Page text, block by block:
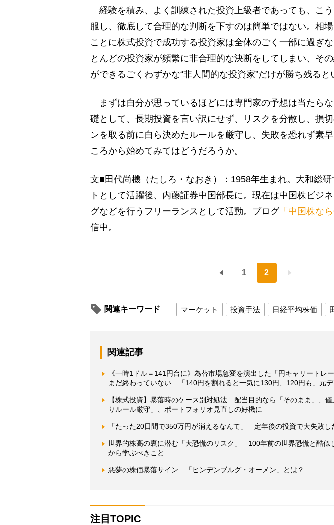
経験を積み、よく訓練された投資上級者であっても、こ
服し、徹底して合理的な判断を下すのは簡単ではない。相
ことに株式投資で成功する投資家は全体のごく一部に過ぎ
とんどの投資家が頻繁に非合理的な決断をしてしまい、そ
ができるごくわずかな“非人間的な投資家”だけが勝ち残ると
まずは自分が思っているほどには専門家の予想は当たら
礎として、長期投資を言い訳にせず、リスクを分散し、損
ンを取る前に自ら決めたルールを厳守し、失敗を恐れず素
ころから始めてみてはどうだろうか。
文■田代尚機（たしろ・なおき）：1958年生まれ。大和総
トとして活躍後、内藤証券中国部長に。現在は中国株ビジ
グなどを行うフリーランスとして活動。ブログ「中国株なら
信中。
1 2
関連キーワード マーケット 投資手法 日経平均株価
関連記事
《一時1ドル＝141円台に》為替市場急変を演出した「円キャリートレ
まだ終わっていない 「140円を割れると一気に130円、120円も」元
【株式投資】暴落時のケース別対処法 配当目的なら「そのまま」、
りルール厳守」、ポートフォリオ見直しの好機に
「たった20日間で350万円が消えるなんて」 定年後の投資で大失敗し
世界的株高の裏に潜む「大恐慌のリスク」 100年前の世界恐慌と酷似
から学ぶべきこと
悪夢の株価暴落サイン 「ヒンデンブルグ・オーメン」とは？
注目TOPIC